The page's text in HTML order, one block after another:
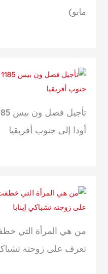
مايو)
أودا إلى جنوب أفريقيا
من هي المرأة التي
تعرف على زوجته تشياكي